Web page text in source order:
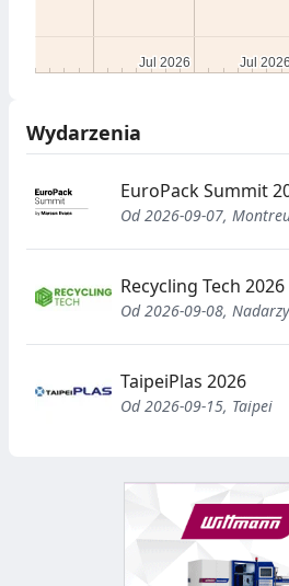
Jul 2026
Jul 2026 Jul 2026
Jul 2026
Wydarzenia
EuroPack Summit
Od 2026-09-07,
Recycling Tech 2026
Od 2026-09-08,
TaipeiPlas 2026
Od 2026-09-15, Taipei